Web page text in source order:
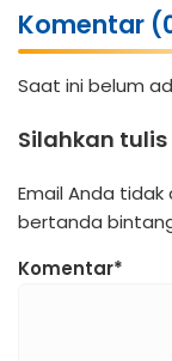
Komentar
Saat ini belum
Silahkan
Email Anda tidak
bertanda
Komentar*